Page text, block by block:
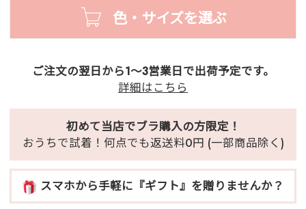
色・サイズを選ぶ
ご注文の翌日から1～3営業日で出荷予定です。
詳細はこちら
初めて当店でブラ購入の方限定！
おうちで試着！何点でも返送料0円 (一部商品除く)
スマホから手軽に『ギフト』を贈りませんか？